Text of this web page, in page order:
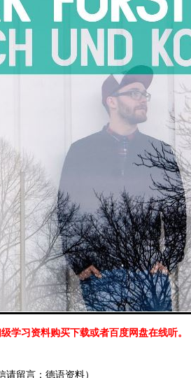
学习资料购买下载或者百度网盘在线听。
请留言：德语资料）